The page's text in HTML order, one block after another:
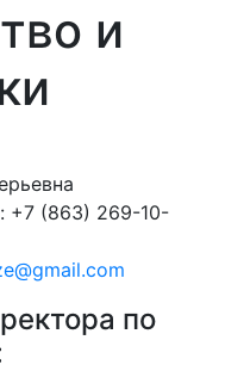
и
+7 (863) 269-10-
по